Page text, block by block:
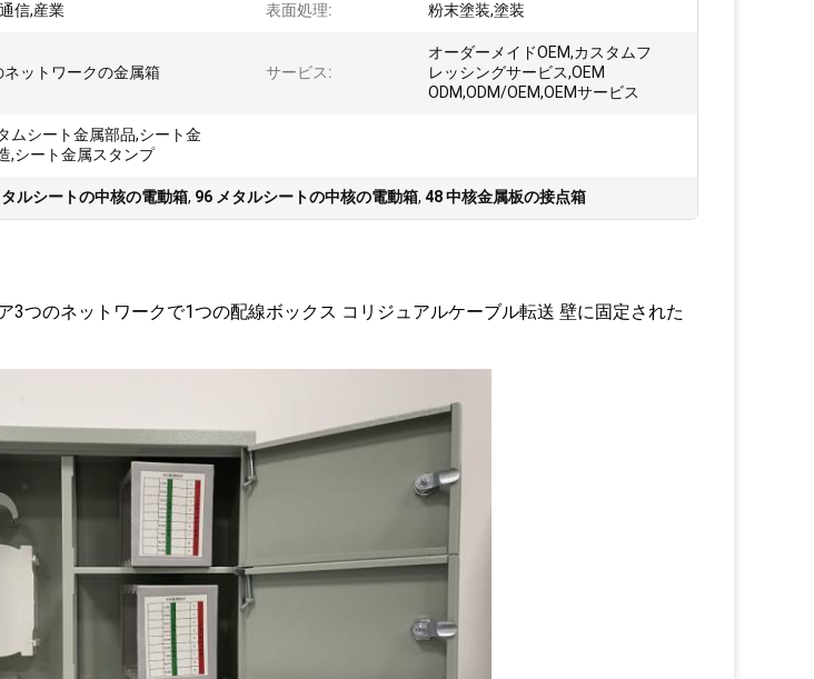
信,産業 表面処理: 粉末塗装,塗装
ネットワークの金属箱 サービス:
オーダーメイドOEM,カスタムフ
レッシングサービス,OEM
ODM,ODM/OEM,OEMサービス
ムシート金属部品,シート金
,シート金属スタンプ
ルシートの中核の電動箱, 96 メタルシートの中核の電動箱, 48 中核金属板の接点箱
つのネットワークで1つの配線ボックス コリジュアルケーブル転送 壁に固定された